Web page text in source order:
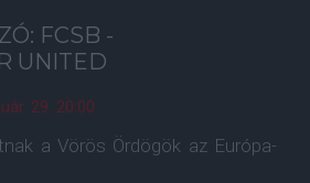
FCSB -
UNITED
29. 20:00
a Vörös Ördögök az Európa-